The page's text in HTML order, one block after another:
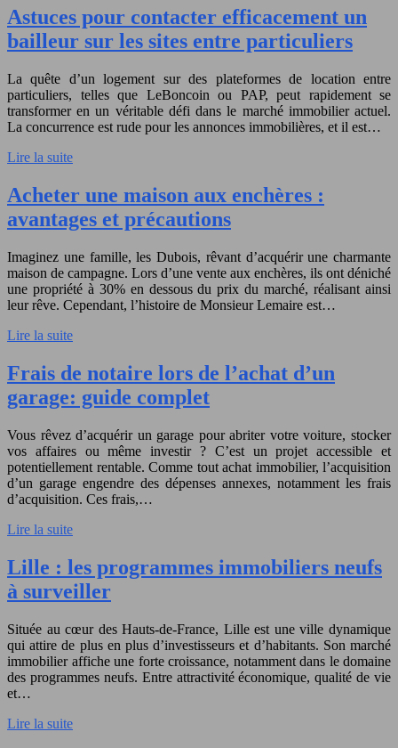
Astuces pour contacter efficacement un
bailleur sur les sites entre particuliers
La quête d’un logement sur des plateformes de location entre
particuliers, telles que LeBoncoin ou PAP, peut rapidement se
transformer en un véritable défi dans le marché immobilier actuel.
La concurrence est rude pour les annonces immobilières, et il est…
Lire la suite
Acheter une maison aux enchères :
avantages et précautions
Imaginez une famille, les Dubois, rêvant d’acquérir une charmante
maison de campagne. Lors d’une vente aux enchères, ils ont déniché
une propriété à 30% en dessous du prix du marché, réalisant ainsi
leur rêve. Cependant, l’histoire de Monsieur Lemaire est…
Lire la suite
Frais de notaire lors de l’achat d’un
garage: guide complet
Vous rêvez d’acquérir un garage pour abriter votre voiture, stocker
vos affaires ou même investir ? C’est un projet accessible et
potentiellement rentable. Comme tout achat immobilier, l’acquisition
d’un garage engendre des dépenses annexes, notamment les frais
d’acquisition. Ces frais,…
Lire la suite
Lille : les programmes immobiliers neufs
à surveiller
Située au cœur des Hauts-de-France, Lille est une ville dynamique
qui attire de plus en plus d’investisseurs et d’habitants. Son marché
immobilier affiche une forte croissance, notamment dans le domaine
des programmes neufs. Entre attractivité économique, qualité de vie
et…
Lire la suite